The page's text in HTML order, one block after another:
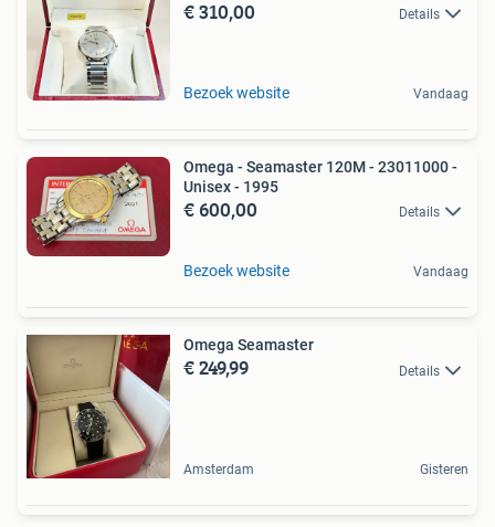
€ 310,00 Details
Bezoek website Vandaag
Omega - Seamaster 120M - 23011000 -
Unisex - 1995
€ 600,00 Details
Bezoek website Vandaag
Omega Seamaster
€ 249,99 Details
Amsterdam Gisteren